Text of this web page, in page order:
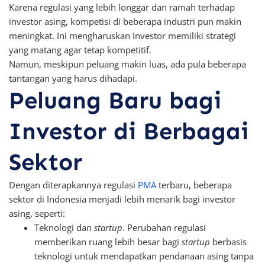
Karena regulasi yang lebih longgar dan ramah terhadap
investor asing, kompetisi di beberapa industri pun makin
meningkat. Ini mengharuskan investor memiliki strategi
yang matang agar tetap kompetitif.
Namun, meskipun peluang makin luas, ada pula beberapa
tantangan yang harus dihadapi.
Peluang Baru bagi
Investor di Berbagai
Sektor
Dengan diterapkannya regulasi PMAterbaru, beberapa
sektor di Indonesia menjadi lebih menarik bagi investor
asing, seperti:
Teknologi danstartup. Perubahan regulasi
memberikan ruang lebih besar bagistartup berbasis
teknologi untuk mendapatkan pendanaan asing tanpa